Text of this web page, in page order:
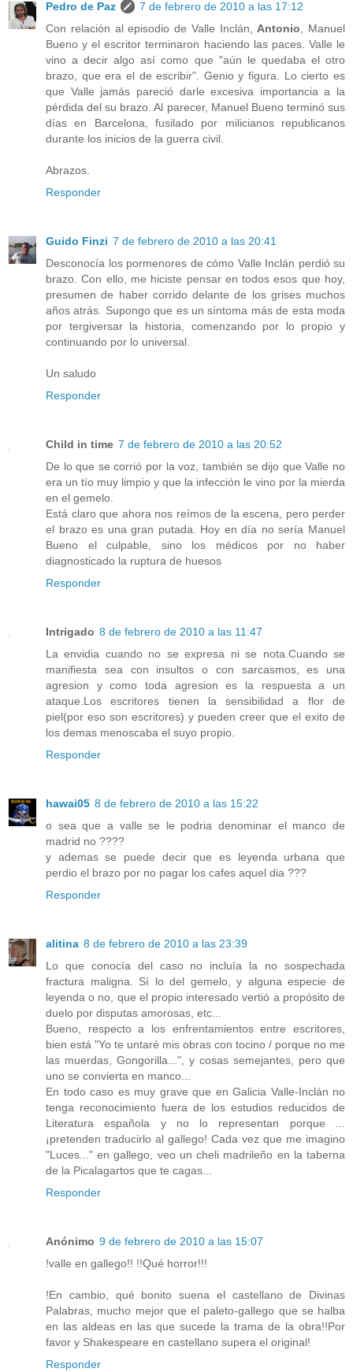
Pedro de Paz
7 de febrero de 2010 a las 17:12
Con relación al episodio de Valle Inclán, Antonio , Manuel
Bueno y el escritor terminaron haciendo las paces. Valle le
vino a decir algo así como que "aún le quedaba el otro
brazo, que era el de escribir". Genio y figura. Lo cierto es
que Valle jamás pareció darle excesiva importancia a la
pérdida del su brazo. Al parecer, Manuel Bueno terminó sus
días en Barcelona, fusilado por milicianos republicanos
durante los inicios de la guerra civil.
Abrazos.
Responder
Guido Finzi 7 de febrero de 2010 a las 20:41
Desconocía los pormenores de cómo Valle Inclán perdió su
brazo. Con ello, me hiciste pensar en todos esos que hoy,
presumen de haber corrido delante de los grises muchos
años atrás. Supongo que es un síntoma más de esta moda
por tergiversar la historia, comenzando por lo propio y
continuando por lo universal.
Un saludo
Responder
Child in time 7 de febrero de 2010 a las 20:52
De lo que se corrió por la voz, también se dijo que Valle no
era un tío muy limpio y que la infección le vino por la mierda
en el gemelo.
Está claro que ahora nos reímos de la escena, pero perder
el brazo es una gran putada. Hoy en día no sería Manuel
Bueno el culpable, sino los médicos por no haber
diagnosticado la ruptura de huesos
Responder
Intrigado 8 de febrero de 2010 a las 11:47
La envidia cuando no se expresa ni se nota.Cuando se
manifiesta sea con insultos o con sarcasmos, es una
agresion y como toda agresion es la respuesta a un
ataque.Los escritores tienen la sensibilidad a flor de
piel(por eso son escritores) y pueden creer que el exito de
los demas menoscaba el suyo propio.
Responder
hawai05 8 de febrero de 2010 a las 15:22
o sea que a valle se le podria denominar el manco de
madrid no ????
y ademas se puede decir que es leyenda urbana que
perdio el brazo por no pagar los cafes aquel dia ???
Responder
alitina 8 de febrero de 2010 a las 23:39
Lo que conocía del caso no incluía la no sospechada
fractura maligna. Sí lo del gemelo, y alguna especie de
leyenda o no, que el propio interesado vertió a propósito de
duelo por disputas amorosas, etc...
Bueno, respecto a los enfrentamientos entre escritores,
bien está "Yo te untaré mis obras con tocino / porque no me
las muerdas, Gongorilla...", y cosas semejantes, pero que
uno se convierta en manco...
En todo caso es muy grave que en Galicia Valle-Inclán no
tenga reconocimiento fuera de los estudios reducidos de
Literatura española y no lo representan porque ...
¡pretenden traducirlo al gallego! Cada vez que me imagino
"Luces..." en gallego, veo un cheli madrileño en la taberna
de la Picalagartos que te cagas...
Responder
Anónimo 9 de febrero de 2010 a las 15:07
!valle en gallego!! !!Qué horror!!!
!En cambio, qué bonito suena el castellano de Divinas
Palabras, mucho mejor que el paleto-gallego que se halba
en las aldeas en las que sucede la trama de la obra!!Por
favor y Shakespeare en castellano supera el original!
Responder